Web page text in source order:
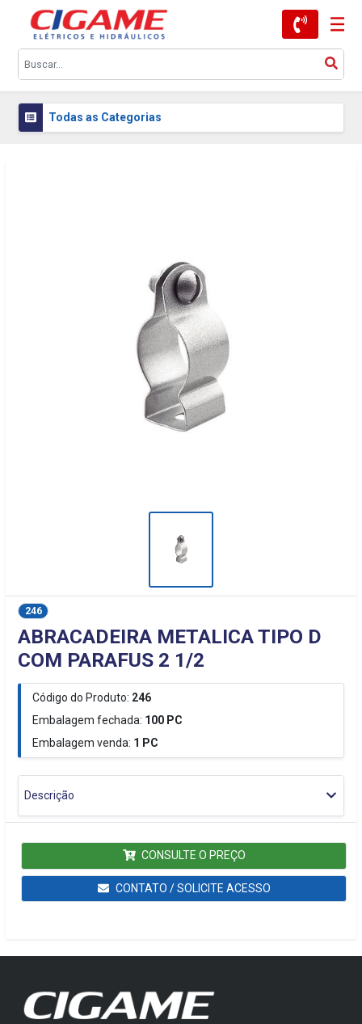
Todas as Categorias
246
ABRACADEIRA METALICA TIPO D
COM PARAFUS 2 1/2
Código do Produto: 246
Embalagem fechada: 100 PC
Embalagem venda: 1 PC
Descrição
CONSULTE O PREÇO
CONTATO / SOLICITE ACESSO